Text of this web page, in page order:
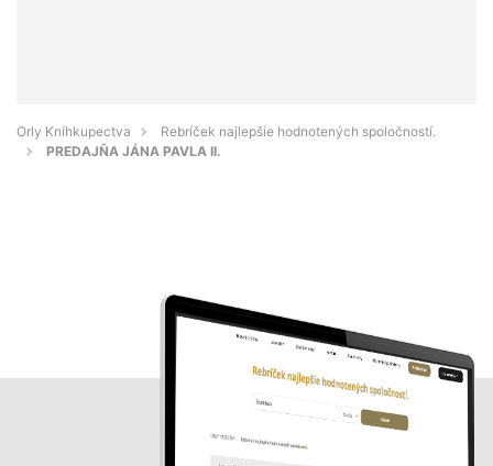
Orly Kníhkupectva
Rebríček najlepšie hodnotených spoločností.
PREDAJŇA JÁNA PAVLA II.